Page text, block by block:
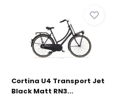
Cortina U4 Transport Jet
Black Matt RN3...